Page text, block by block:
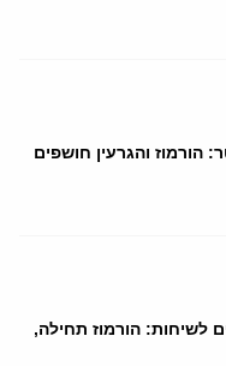
הורמוז והגרעין חושפים
לשיחות: הורמוז תחילה,